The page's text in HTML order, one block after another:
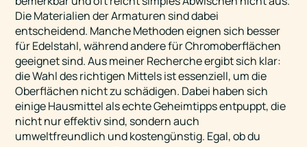
Die Materialien der Armaturen sind dabei
entscheidend. Manche Methoden eignen sich besser
für Edelstahl, während andere für Chromoberflächen
geeignet sind. Aus meiner Recherche ergibt sich klar:
die Wahl des richtigen Mittels ist essenziell, um die
Oberflächen nicht zu schädigen. Dabei haben sich
einige Hausmittel als echte Geheimtipps entpuppt, die
nicht nur effektiv sind, sondern auch
umweltfreundlich und kostengünstig. Egal, ob du